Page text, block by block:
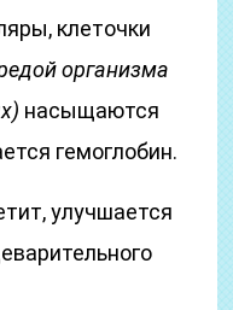
клеточки
организма
насыщаются
гемоглобин.
улучшается